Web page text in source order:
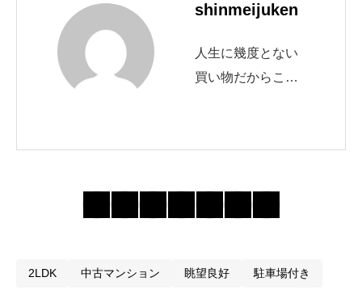
shinmeijuken
人生に幾度とない
買い物だからこそ
喜びや幸せがあり
い、我が家に帰る
な気持ちをお客様
2LDK 中古マンション 眺望良好 駐車場付き